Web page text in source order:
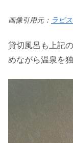
画像引用元： ラビ
貸切風呂も上記
めながら温泉を